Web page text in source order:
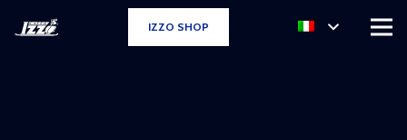
IZZO SHOP